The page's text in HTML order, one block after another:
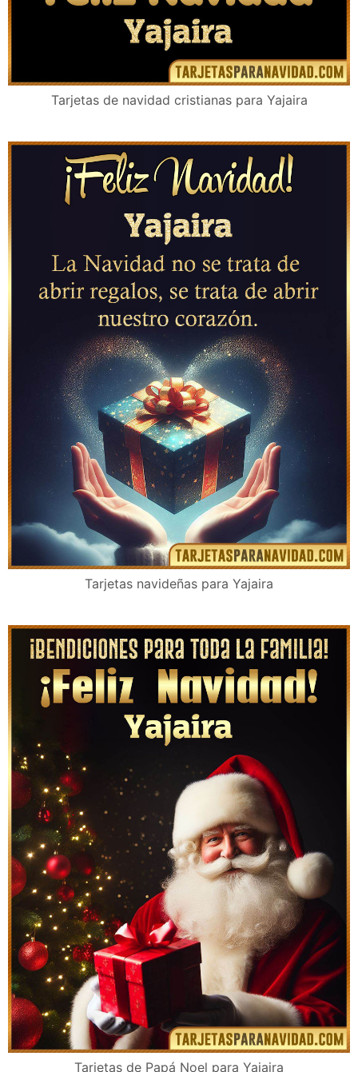
Tarjetas de navidad cristianas para Yajaira
Tarjetas navideñas para Yajaira
Tarjetas de Papá Noel para Yajaira